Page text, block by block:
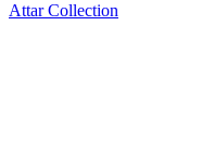
Attar Collection